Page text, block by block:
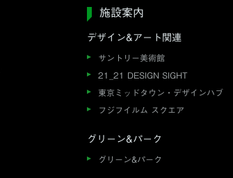
施設案内
デザイン&アート関連
サントリー美術館
21_21 DESIGN SIGHT
東京ミッドタウン・デザインハブ
フジフイルム スクエア
グリーン&パーク
グリーン&パーク